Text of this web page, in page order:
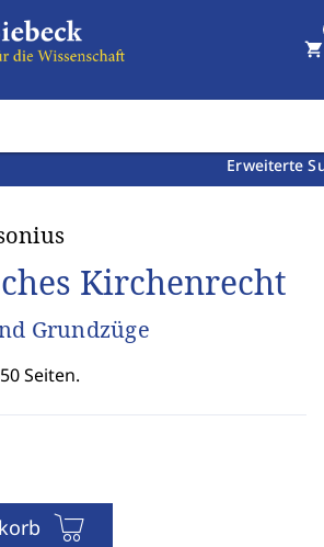
Erweiterte
shopping_cart
Kirchenrecht
Grundzüge
Seiten.